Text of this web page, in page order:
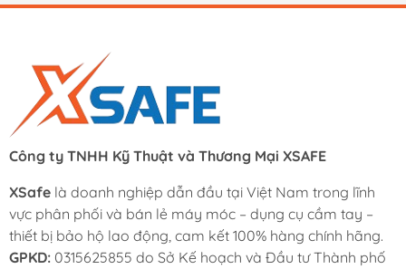
Công ty TNHH Kỹ Thuật và Thương Mại XSAFE
XSafe là doanh nghiệp dẫn đầu tại Việt Nam trong lĩnh
vực phân phối và bán lẻ máy móc – dụng cụ cầm tay –
thiết bị bảo hộ lao động, cam kết 100% hàng chính hãng.
GPKD: 0315625855 do Sở Kế hoạch và Đầu tư Thành phố